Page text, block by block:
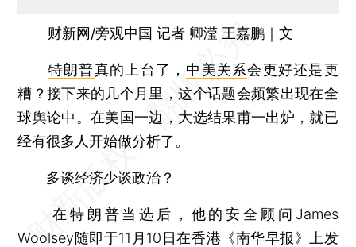
财新网/旁观中国 记者 卿滢 王嘉鹏｜文
特朗普真的上台了， 中美关系会更好还是更
糟？接下来的几个月里，这个话题会频繁出现在全
球舆论中。在美国一边，大选结果甫一出炉，就已
经有很多人开始做分析了。
多谈经济少谈政治？
在特朗普当选后，他的安全顾问James
Woolsey随即于11月10日在香港《南华早报》上发